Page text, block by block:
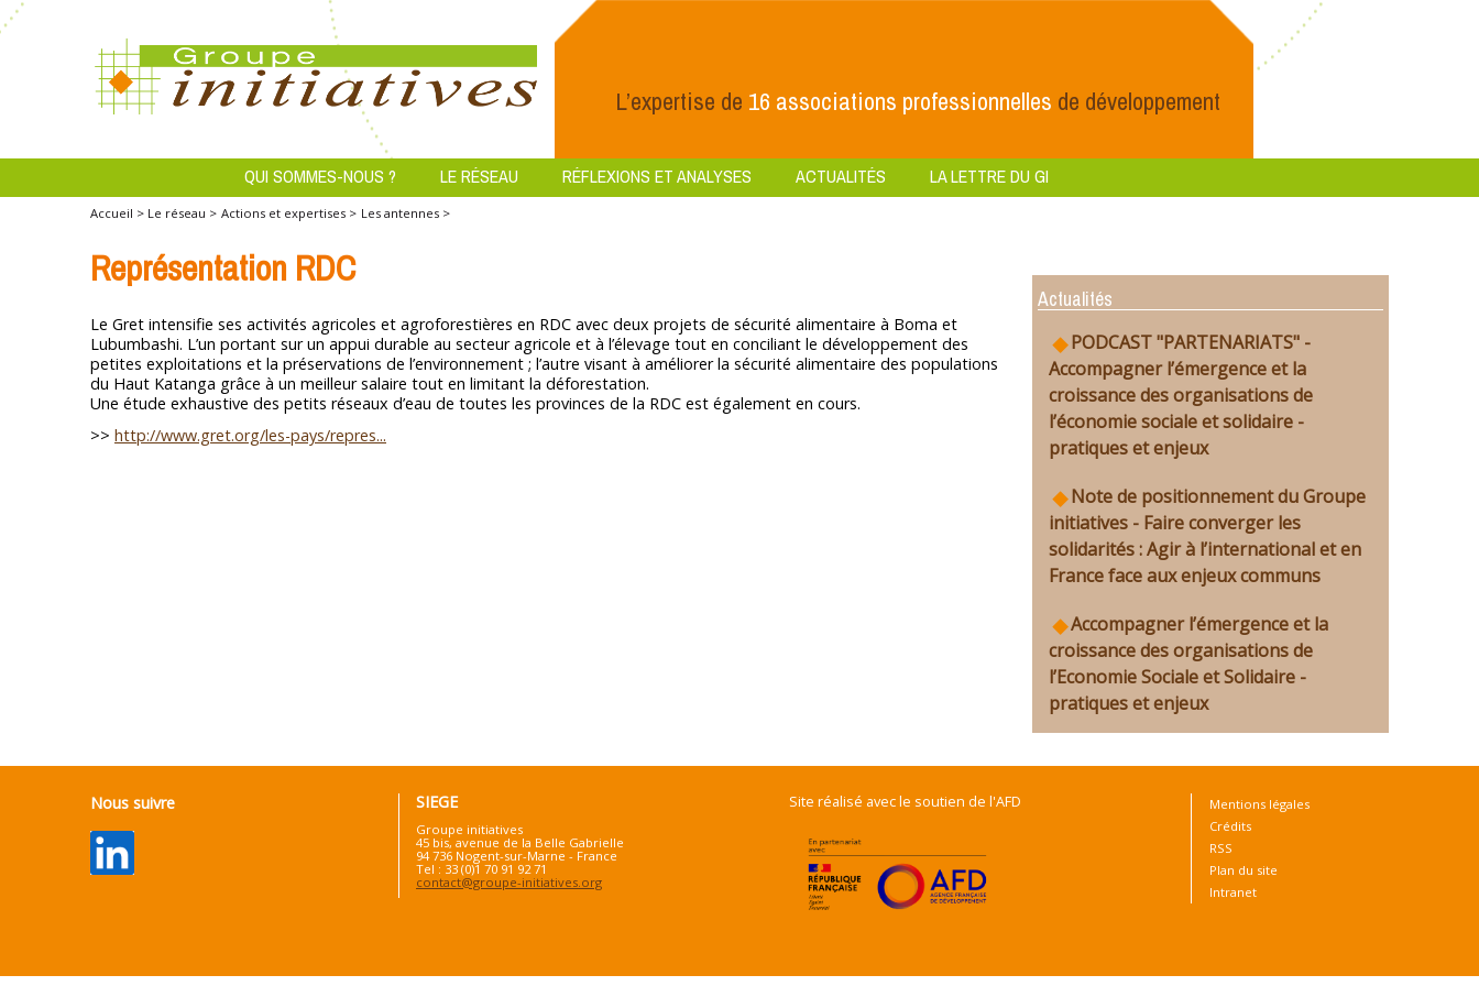
L’expertise de 16 associations professionnelles de développement
QUI SOMMES-NOUS ? LE RÉSEAU RÉFLEXIONS ET ANALYSES ACTUALITÉS LA LETTRE DU GI
Accueil > Le réseau > Actions et expertises > Les antennes >
Représentation RDC
Le Gret intensifie ses activités agricoles et agroforestières en RDC avec deux projets de sécurité alimentaire à Boma et
Lubumbashi. L’un portant sur un appui durable au secteur agricole et à l’élevage tout en conciliant le développement des
petites exploitations et la préservations de l’environnement ; l’autre visant à améliorer la sécurité alimentaire des populations
du Haut Katanga grâce à un meilleur salaire tout en limitant la déforestation.
Une étude exhaustive des petits réseaux d’eau de toutes les provinces de la RDC est également en cours.
>> http://www.gret.org/les-pays/repres...
Actualités
PODCAST "PARTENARIATS" -
Accompagner l’émergence et la
croissance des organisations de
l’économie sociale et solidaire -
pratiques et enjeux
Note de positionnement du Groupe
initiatives - Faire converger les
solidarités : Agir à l’international et en
France face aux enjeux communs
Accompagner l’émergence et la
croissance des organisations de
l’Economie Sociale et Solidaire -
pratiques et enjeux
Nous suivre SIEGE
Groupe initiatives
45 bis, avenue de la Belle Gabrielle
94 736 Nogent-sur-Marne - France
Tel : 33 (0)1 70 91 92 71
contact@groupe-initiatives.org
Site réalisé avec le soutien de l'AFD
Mentions légales
Crédits
RSS
Plan du site
Intranet